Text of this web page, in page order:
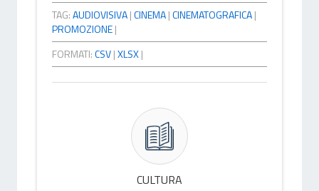
TAG:AUDIOVISIVA|CINEMA|CINEMATOGRAFICA|
PROMOZIONE|
FORMATI:CSV|XLSX|
CULTURA